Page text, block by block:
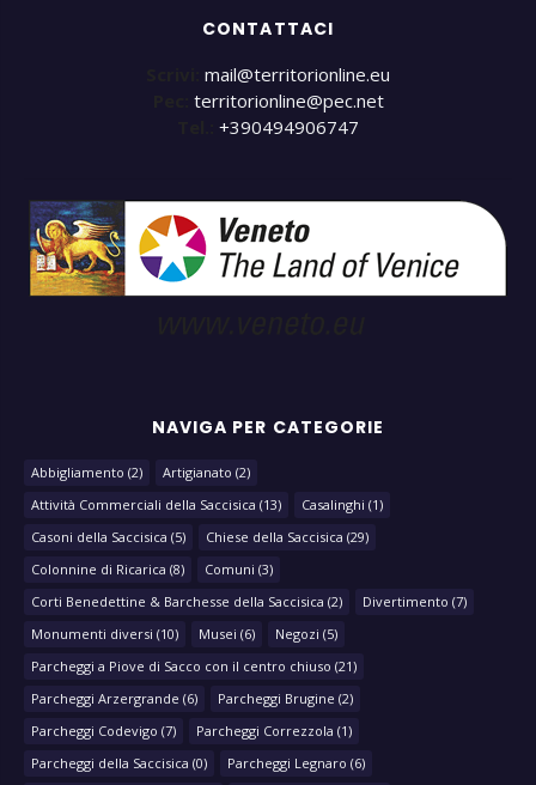
CONTATTACI
mail@territorionline.eu
territorionline@pec.net
+390494906747
NAVIGA PER CATEGORIE
Abbigliamento (2) Artigianato (2)
Attività Commerciali della Saccisica (13) Casalinghi (1)
Casoni della Saccisica (5) Chiese della Saccisica (29)
Colonnine di Ricarica (8) Comuni (3)
Corti Benedettine & Barchesse della Saccisica (2) Divertimento (7)
Monumenti diversi (10) Musei (6) Negozi (5)
Parcheggi a Piove di Sacco con il centro chiuso (21)
Parcheggi Arzergrande (6) Parcheggi Brugine (2)
Parcheggi Codevigo (7) Parcheggi Correzzola (1)
Parcheggi della Saccisica (0) Parcheggi Legnaro (6)